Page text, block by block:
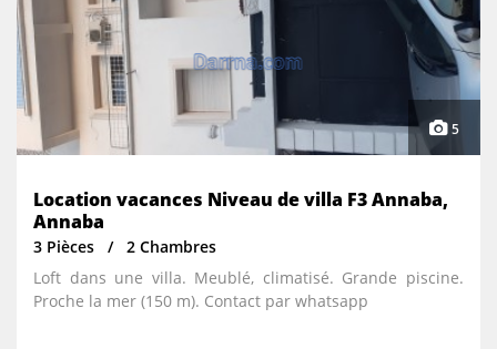
5
Location vacances Niveau de villa F3 Annaba,
Annaba
3 Pièces
2 Chambres
Loft dans une villa. Meublé, climatisé. Grande piscine.
Proche la mer (150 m). Contact par whatsapp